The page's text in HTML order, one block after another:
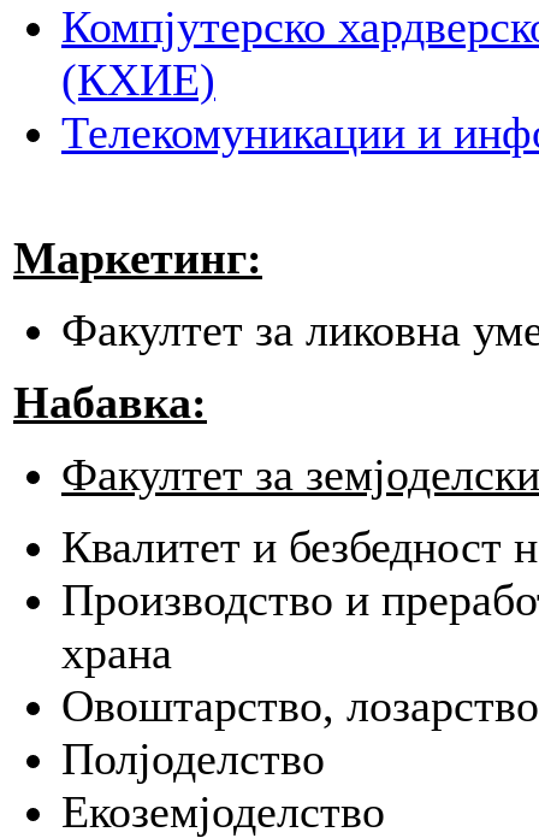
Компјутерско
(КХИЕ)
Телекомуникации и
Маркетинг:
Факултет за ликовна
Набавка:
Факултет за
Квалитет и безбедност
Производство и
храна
Овоштарство,
Полјоделство
Екоземјоделство